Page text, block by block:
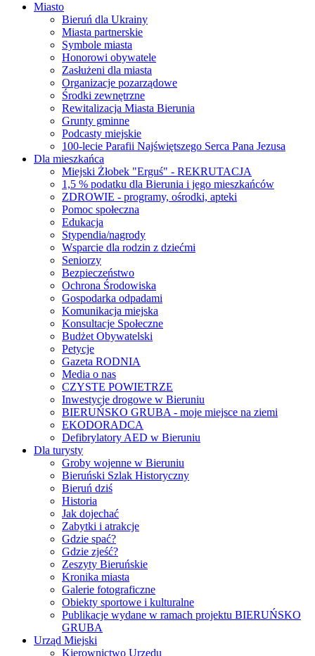
Miasto
Bieruń dla Ukrainy
Miasta partnerskie
Symbole miasta
Honorowi obywatele
Zasłużeni dla miasta
Organizacje pozarządowe
Środki zewnętrzne
Rewitalizacja Miasta Bierunia
Grunty gminne
Podcasty miejskie
100-lecie Parafii Najświętszego Serca Pana Jezusa
Dla mieszkańca
Miejski Żłobek "Erguś" - REKRUTACJA
1,5 % podatku dla Bierunia i jego mieszkańców
ZDROWIE - programy, ośrodki, apteki
Pomoc społeczna
Edukacja
Stypendia/nagrody
Wsparcie dla rodzin z dziećmi
Seniorzy
Bezpieczeństwo
Ochrona Środowiska
Gospodarka odpadami
Komunikacja miejska
Konsultacje Społeczne
Budżet Obywatelski
Petycje
Gazeta RODNIA
Media o nas
CZYSTE POWIETRZE
Inwestycje drogowe w Bieruniu
BIERUŃSKO GRUBA - moje miejsce na ziemi
EKODORADCA
Defibrylatory AED w Bieruniu
Dla turysty
Groby wojenne w Bieruniu
Bieruński Szlak Historyczny
Bieruń dziś
Historia
Jak dojechać
Zabytki i atrakcje
Gdzie spać?
Gdzie zjeść?
Zeszyty Bieruńskie
Kronika miasta
Galerie fotograficzne
Obiekty sportowe i kulturalne
Publikacje wydane w ramach projektu BIERUŃSKO
GRUBA
Urząd Miejski
Kierownictwo Urzędu